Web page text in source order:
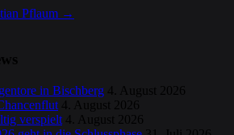
Pflaum →
in Bischberg 4. August 2026
4. August 2026
verspielt 4. August 2026